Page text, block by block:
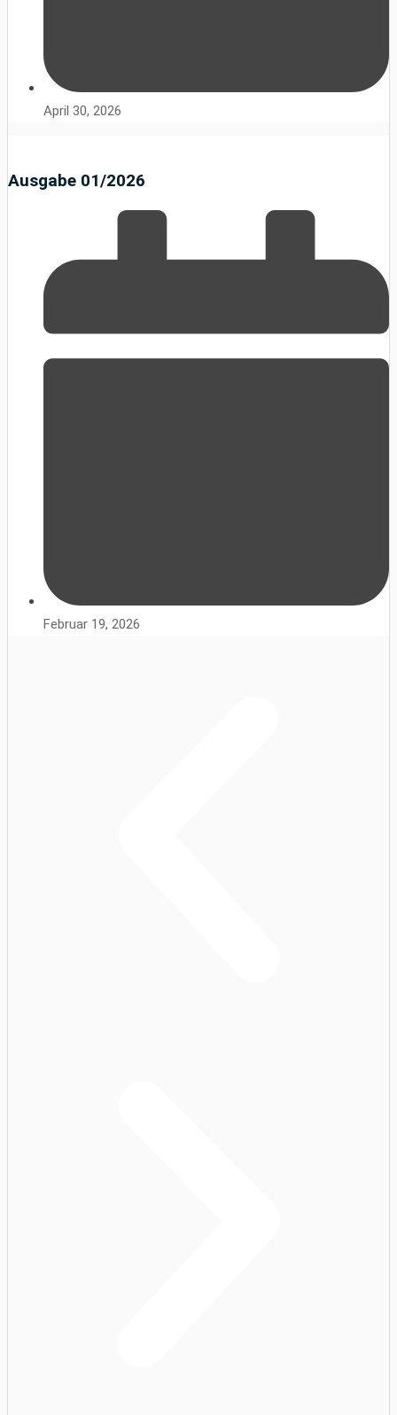
April 30, 2026
Ausgabe 01/2026
Februar 19, 2026